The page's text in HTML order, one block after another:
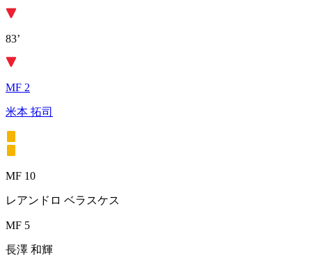
83’
MF 2
米本 拓司
MF 10
レアンドロ ベラスケス
MF 5
長澤 和輝